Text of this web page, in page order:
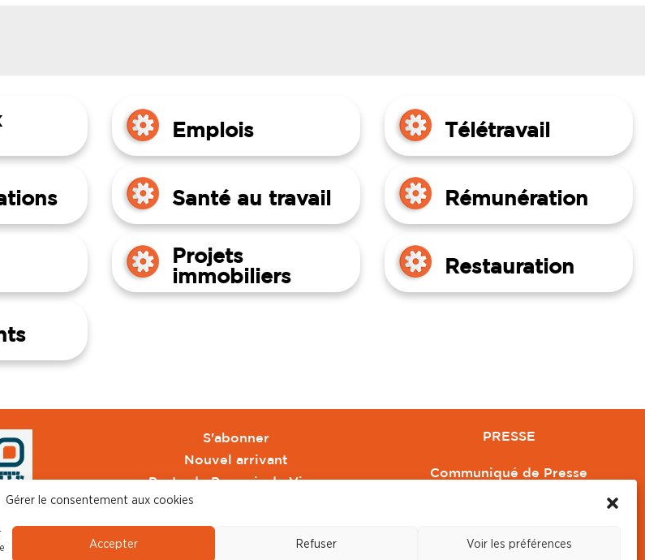
Gérer le consentement aux cookies
Accepter Refuser Voir les préférences
Emplois Télétravail
Santé au travail Rémunération
Projets
immobiliers
Restauration
S'abonner
Nouvel arrivant
Pacte de Pouvoir de Vivre
Toute l'actu CFDT Orange
PRESSE
Communiqué de Presse